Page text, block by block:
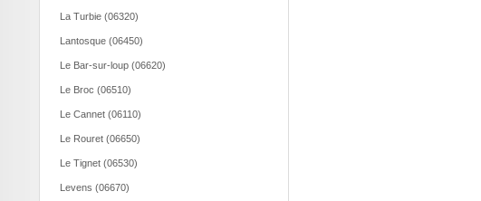
La Turbie (06320)
Lantosque (06450)
Le Bar-sur-loup (06620)
Le Broc (06510)
Le Cannet (06110)
Le Rouret (06650)
Le Tignet (06530)
Levens (06670)